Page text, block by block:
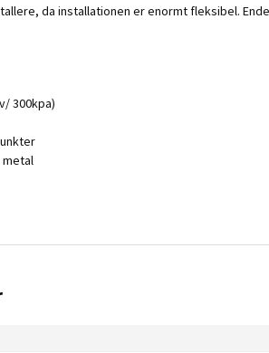
da installationen er enormt fleksibel.
300kpa)
metal